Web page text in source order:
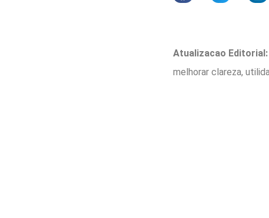
Atualizacao Editorial:
melhorar clareza,